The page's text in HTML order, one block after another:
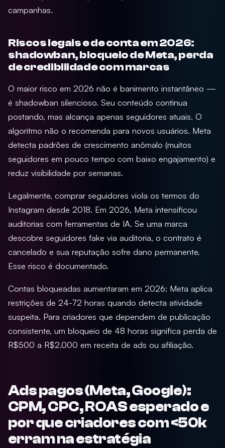
campanhas.
Riscos legais e de conta em 2026:
shadowban, bloqueio de Meta, perda
de credibilidade com marcas
O maior risco em 2026 não é banimento instantâneo —
é shadowban silencioso. Seu conteúdo continua
postando, mas alcança apenas seguidores atuais. O
algoritmo não o recomenda para novos usuários. Meta
detecta padrões de crescimento anômalo (muitos
seguidores em pouco tempo com baixo engajamento) e
reduz visibilidade por semanas.
Legalmente, comprar seguidores viola os termos do
Instagram desde 2018. Em 2026, Meta intensificou
auditorias com ferramentas de IA. Se uma marca
descobre seguidores fake via auditoria, o contrato é
cancelado e sua reputação sofre dano permanente.
Esse risco é documentado.
Contas bloqueadas aumentaram em 2026: Meta aplica
restrições de 24-72 horas quando detecta atividade
suspeita. Para criadores que dependem de publicação
consistente, um bloqueio de 48 horas significa perda de
R$500 a R$2.000 em receita de ads ou afiliação.
Ads pagos (Meta, Google):
CPM, CPC, ROAS esperado e
por que criadores com <50k
erram na estratégia